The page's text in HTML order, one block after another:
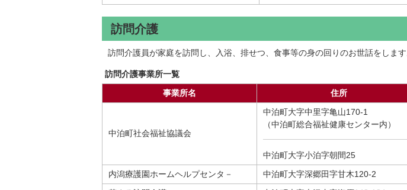
訪問介護
訪問介護員が家庭を訪問し、入浴、排せつ、食事等の身の回りのお世話をします
訪問介護事業所一覧
事業所名
住所
中泊町社会福祉協議会
中泊町大字中里字亀山170-1
（中泊町総合福祉健康センター内）
中泊町大字小泊字朝間25
内潟療護園ホームヘルプセンタ－ 中泊町大字深郷田字甘木120-2